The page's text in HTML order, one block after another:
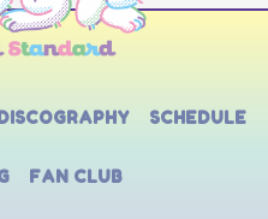
SCHEDULE
FAN CLUB